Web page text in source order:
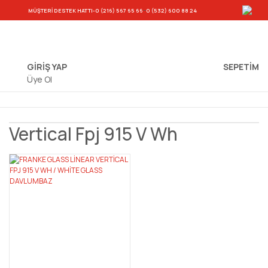
MÜŞTERİ DESTEK HATTI-0 (216) 567 65 66-0 (532) 600 88 24
GİRİŞ YAP
Üye Ol
SEPETIM
Vertical Fpj 915 V Wh